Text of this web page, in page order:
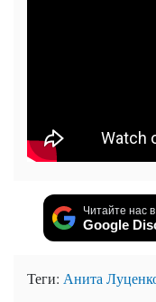
Читайте нас в
Google
Теги: Анита